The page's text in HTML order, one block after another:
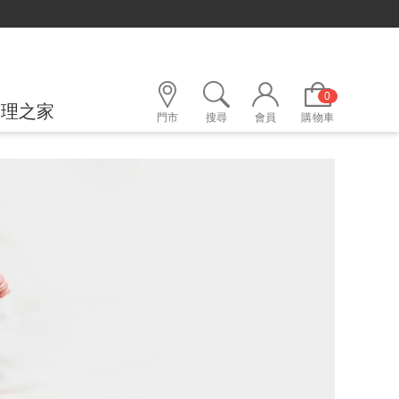
之家 門市 搜尋 會員
0
購物車